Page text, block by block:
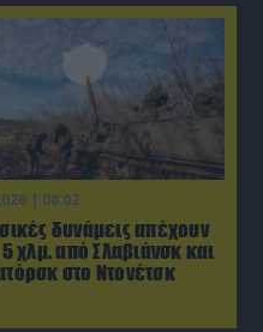
| 08:02
δυνάμεις απέχουν
χλμ. από Σλαβιάνσκ και
στο Ντονέτσκ